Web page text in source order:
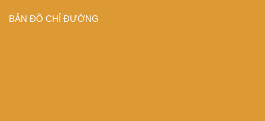
BẢN ĐỒ CHỈ ĐƯỜNG